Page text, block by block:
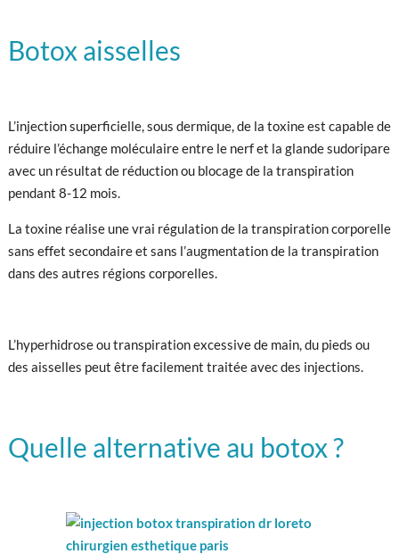
Botox aisselles
L’injection superficielle, sous dermique, de la toxine est capable de
réduire l’échange moléculaire entre le nerf et la glande sudoripare
avec un résultat de réduction ou blocage de la transpiration
pendant 8-12 mois.
La toxine réalise une vrai régulation de la transpiration corporelle
sans effet secondaire et sans l’augmentation de la transpiration
dans des autres régions corporelles.
L’hyperhidrose ou transpiration excessive de main, du pieds ou
des aisselles peut être facilement traitée avec des injections.
Quelle alternative au botox ?